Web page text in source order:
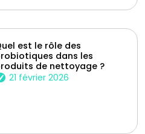
est le rôle des
dans les
de nettoyage ?
21 février 2026